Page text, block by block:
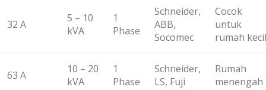
32 A
5 – 10
kVA
1
Phase
Schneider,
ABB,
Socomec
Cocok
untuk
rumah kecil
63 A
10 – 20
kVA
1
Phase
Schneider,
LS, Fuji
Rumah
menengah